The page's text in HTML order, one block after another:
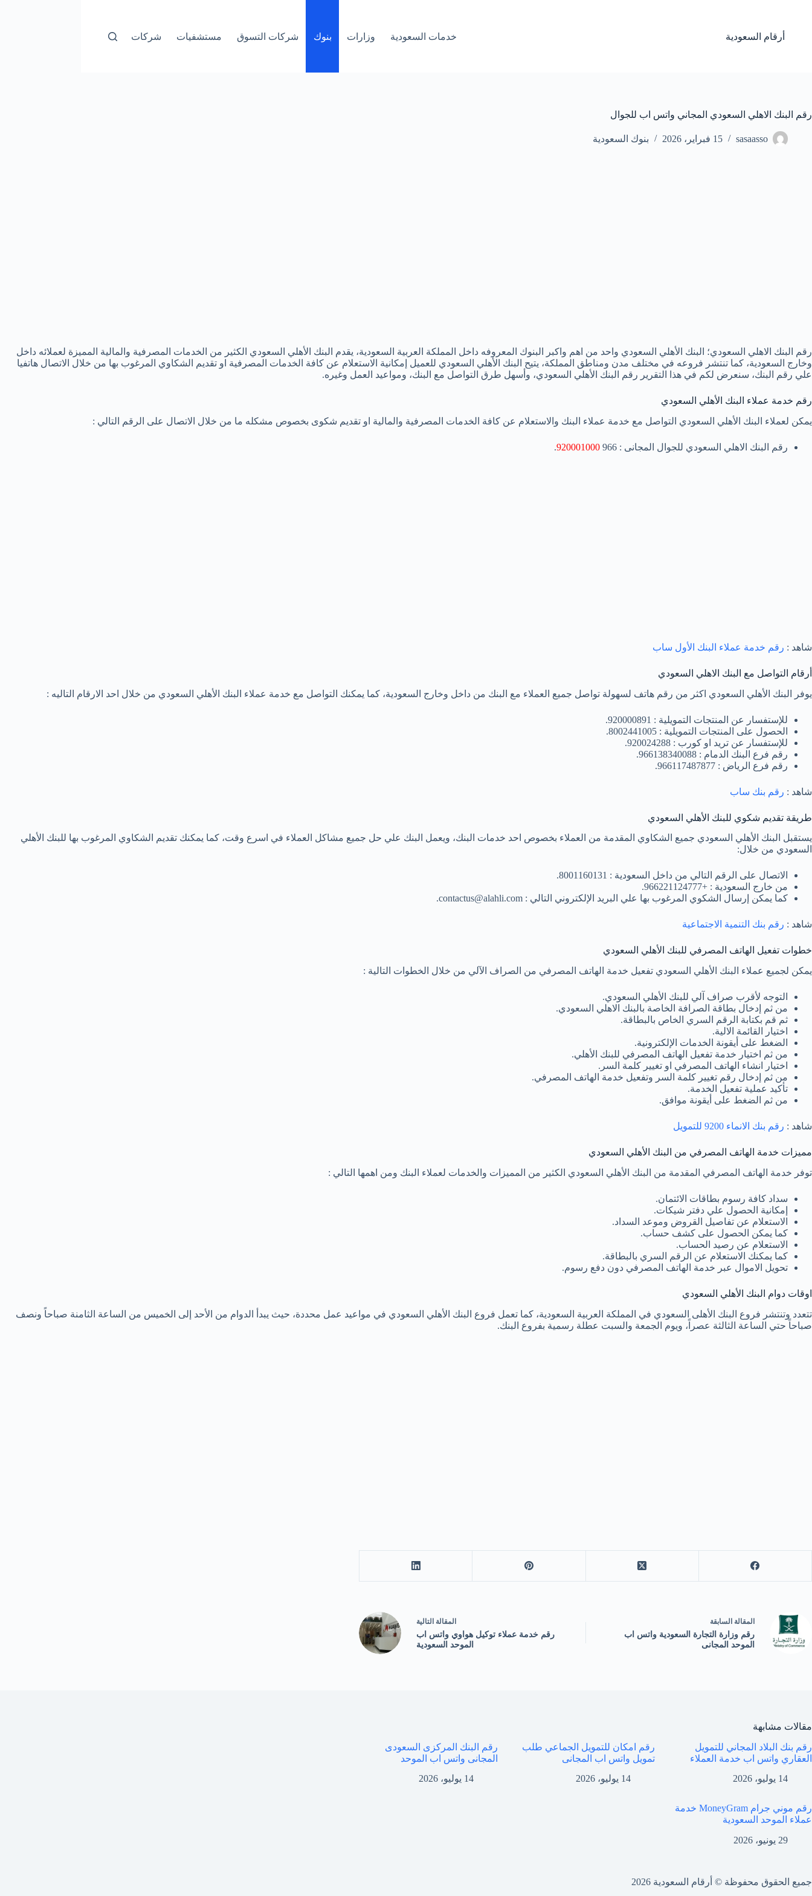
المحتوى
أرقام السعودية خدمات السعودية وزارات بنوك شركات التسوق مستشفيات شركات
رقم البنك الاهلي السعودي المجاني واتس اب للجوال
sasaasso 15 فبراير، 2026 بنوك السعودية
رقم البنك الاهلي السعودي؛ البنك الأهلي السعودي واحد من اهم واكبر البنوك المعروفه داخل المملكة العربية السعودية، يقدم البنك الأهلي السعودي الكثير من الخدمات المصرفية والمالية المميزة لعملائه داخل
وخارج السعودية، كما تنتشر فروعه في مختلف مدن ومناطق المملكة، يتيح البنك الأهلي السعودي للعميل إمكانية الاستعلام عن كافة الخدمات المصرفية او تقديم الشكاوي المرغوب بها من خلال الاتصال هاتفيا
علي رقم البنك، سنعرض لكم في هذا التقرير رقم البنك الأهلي السعودي، وأسهل طرق التواصل مع البنك، ومواعيد العمل وغيره.
رقم خدمة عملاء البنك الأهلي السعودي
يمكن لعملاء البنك الأهلي السعودي التواصل مع خدمة عملاء البنك والاستعلام عن كافة الخدمات المصرفية والمالية او تقديم شكوى بخصوص مشكله ما من خلال الاتصال على الرقم التالي :
رقم البنك الاهلي السعودي للجوال المجانى : 966 920001000
.
شاهد : رقم خدمة عملاء البنك الأول ساب
أرقام التواصل مع البنك الاهلي السعودي
يوفر البنك الأهلي السعودي اكثر من رقم هاتف لسهولة تواصل جميع العملاء مع البنك من داخل وخارج السعودية، كما يمكنك التواصل مع خدمة عملاء البنك الأهلي السعودي من خلال احد الارقام التاليه :
للإستفسار عن المنتجات التمويلية : 920000891.
الحصول على المنتجات التمويلية : 8002441005.
للإستفسار عن تريد او كورب : 920024288.
رقم فرع البنك الدمام : 966138340088.
رقم فرع الرياض : 966117487877.
شاهد : رقم بنك ساب
طريقة تقديم شكوي للبنك الأهلي السعودي
يستقبل البنك الأهلي السعودي جميع الشكاوي المقدمة من العملاء بخصوص احد خدمات البنك، ويعمل البنك علي حل جميع مشاكل العملاء في اسرع وقت، كما يمكنك تقديم الشكاوي المرغوب بها للبنك الأهلي
السعودي من خلال:
الاتصال على الرقم التالي من داخل السعودية : 8001160131.
من خارج السعودية : +966221124777.
كما يمكن إرسال الشكوي المرغوب بها علي البريد الإلكتروني التالي : contactus@alahli.com.
شاهد : رقم بنك التنمية الاجتماعية
خطوات تفعيل الهاتف المصرفي للبنك الأهلي السعودي
يمكن لجميع عملاء البنك الأهلي السعودي تفعيل خدمة الهاتف المصرفي من الصراف الآلي من خلال الخطوات التالية :
التوجه لأقرب صراف آلي للبنك الأهلي السعودي.
من ثم إدخال بطاقة الصرافة الخاصة بالبنك الاهلي السعودي.
ثم قم بكتابة الرقم السري الخاص بالبطاقة.
اختيار القائمة الالية.
الضغط على أيقونة الخدمات الإلكترونية.
من ثم اختيار خدمة تفعيل الهاتف المصرفي للبنك الأهلي.
اختيار انشاء الهاتف المصرفي او تغيير كلمة السر.
من ثم إدخال رقم تغيير كلمة السر وتفعيل خدمة الهاتف المصرفي.
تأكيد عملية تفعيل الخدمة.
من ثم الضغط على أيقونة موافق.
شاهد : رقم بنك الانماء 9200 للتمويل
مميزات خدمة الهاتف المصرفي من البنك الأهلي السعودي
توفر خدمة الهاتف المصرفي المقدمة من البنك الأهلي السعودي الكثير من المميزات والخدمات لعملاء البنك ومن اهمها التالي :
سداد كافة رسوم بطاقات الائتمان.
إمكانية الحصول علي دفتر شيكات.
الاستعلام عن تفاصيل القروض وموعد السداد.
كما يمكن الحصول على كشف حساب.
الاستعلام عن رصيد الحساب.
كما يمكنك الاستعلام عن الرقم السري بالبطاقة.
تحويل الاموال عبر خدمة الهاتف المصرفي دون دفع رسوم.
اوقات دوام البنك الأهلي السعودي
تتعدد وتنتشر فروع البنك الأهلى السعودي في المملكة العربية السعودية، كما تعمل فروع البنك الأهلي السعودي في مواعيد عمل محددة، حيث يبدأ الدوام من الأحد إلى الخميس من الساعة الثامنة صباحاً ونصف
صباحاً حتي الساعة الثالثة عصراً، ويوم الجمعة والسبت عطلة رسمية بفروع البنك.
المقالة السابقة
رقم وزارة التجارة السعودية واتس اب
الموحد المجانى
المقالة التالية
رقم خدمة عملاء توكيل هواوي واتس اب
الموحد السعودية
مقالات مشابهة
رقم بنك البلاد المجاني للتمويل
العقاري واتس اب خدمة العملاء
14 يوليو، 2026
رقم امكان للتمويل الجماعي طلب
تمويل واتس اب المجانى
14 يوليو، 2026
رقم البنك المركزى السعودى
المجانى واتس اب الموحد
14 يوليو، 2026
رقم موني جرام MoneyGram خدمة
عملاء الموحد السعودية
29 يونيو، 2026
جميع الحقوق محفوظة © أرقام السعودية 2026